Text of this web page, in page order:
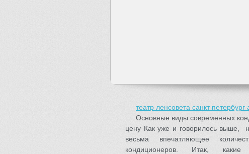
театр ленсовета санкт
Основные виды современных
цену Как уже и говорилось выше,
весьма впечатляющее
кондиционеров. Итак,